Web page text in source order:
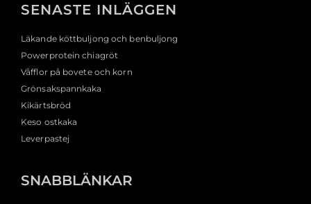
SENASTE INLÄGGEN
Läkande köttbuljong och benbuljong
Powerprotein chiagröt
Våfflor på bovete och korn
Grönsakspannkaka
Kikärtsbröd
Keso ostkaka
Leverpastej
SNABBLÄNKAR